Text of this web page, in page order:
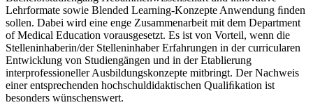
Lehrformate sowie Blended Learning-Konzepte Anwendung ﬁnden
sollen. Dabei wird eine enge Zusammenarbeit mit dem Department
of Medical Education vorausgesetzt. Es ist von Vorteil, wenn die
Stelleninhaberin/der Stelleninhaber Erfahrungen in der curricularen
Entwicklung von Studiengängen und in der Etablierung
interprofessioneller Ausbildungskonzepte mitbringt. Der Nachweis
einer entsprechenden hochschuldidaktischen Qualiﬁkation ist
besonders wünschenswert.